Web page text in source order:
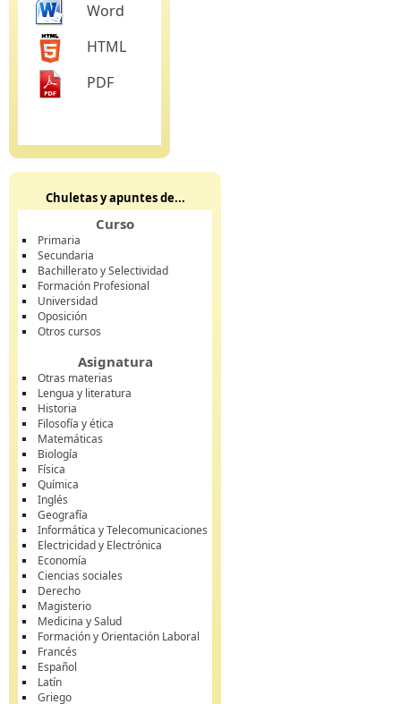
Word
HTML
PDF
Chuletas y apuntes de...
Curso
Primaria
Secundaria
Bachillerato y Selectividad
Formación Profesional
Universidad
Oposición
Otros cursos
Asignatura
Otras materias
Lengua y literatura
Historia
Filosofía y ética
Matemáticas
Biología
Física
Química
Inglés
Geografía
Informática y Telecomunicaciones
Electricidad y Electrónica
Economía
Ciencias sociales
Derecho
Magisterio
Medicina y Salud
Formación y Orientación Laboral
Francés
Español
Latín
Griego